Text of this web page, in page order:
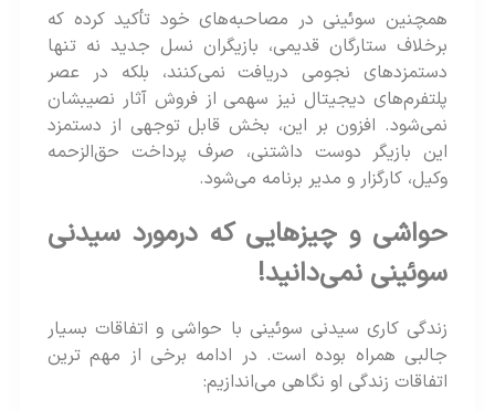
همچنین سوئینی در مصاحبه‌های خود تأکید کرده که
برخلاف ستارگان قدیمی، بازیگران نسل جدید نه تنها
دستمزدهای نجومی دریافت نمی‌کنند، بلکه در عصر
پلتفرم‌های دیجیتال نیز سهمی از فروش آثار نصیبشان
نمی‌شود. افزون بر این، بخش قابل توجهی از دستمزد
این بازیگر دوست داشتنی، صرف پرداخت حق‌الزحمه
وکیل، کارگزار و مدیر برنامه می‌شود.
حواشی و چیزهایی که درمورد سیدنی
سوئینی نمی‌دانید!
زندگی کاری سیدنی سوئینی با حواشی و اتفاقات بسیار
جالبی همراه بوده است. در ادامه برخی از مهم ترین
اتفاقات زندگی او نگاهی می‌اندازیم: